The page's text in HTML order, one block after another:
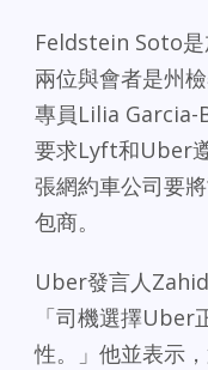
Feldstein Soto是
兩位與會者是州
專員Lilia Garcia-
要求Lyft和Uber
張網約車公司要
包商。
Uber發言人
「司機選擇Uber
性。」他並表示